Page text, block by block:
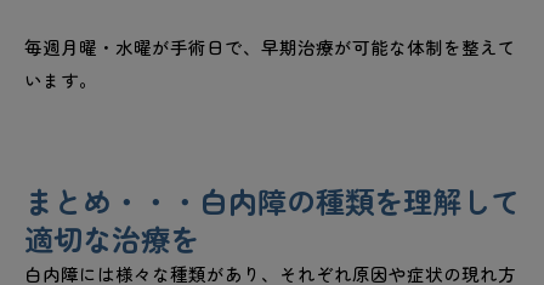
毎週月曜・水曜が手術日で、早期治療が可能な体制を整えて
います。
まとめ・・・白内障の種類を理解して
適切な治療を
白内障には様々な種類があり、それぞれ原因や症状の現れ方